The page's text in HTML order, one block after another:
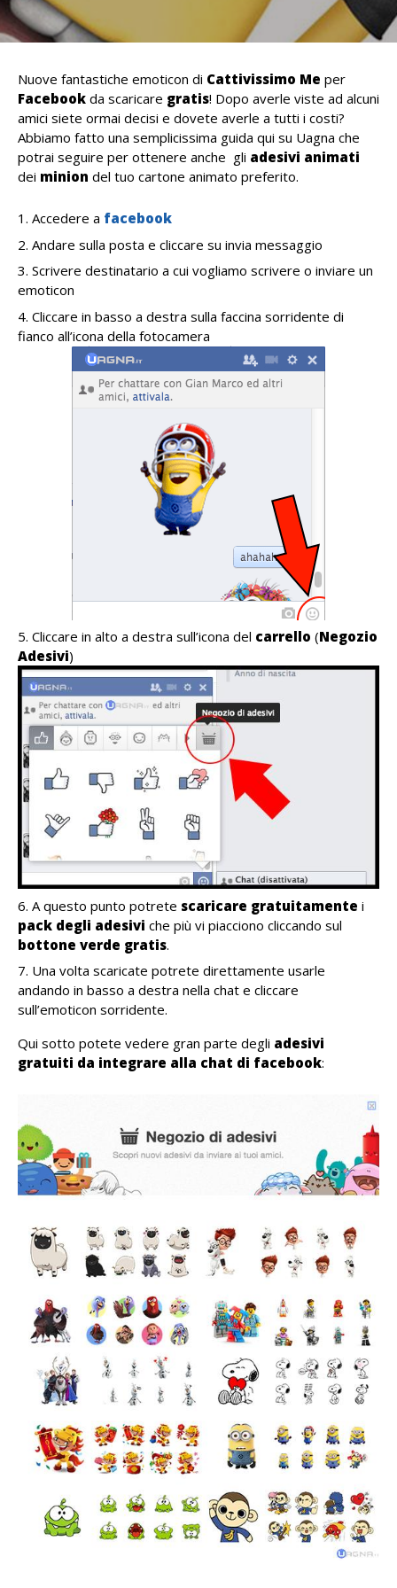
Nuove fantastiche emoticon di Cattivissimo Me per
Facebook da scaricare gratis! Dopo averle viste ad alcuni
amici siete ormai decisi e dovete averle a tutti i costi?
Abbiamo fatto una semplicissima guida qui su Uagna che
potrai seguire per ottenere anche gli adesivi animati
dei minion del tuo cartone animato preferito.
Accedere a facebook
Andare sulla posta e cliccare su invia messaggio
Scrivere destinatario a cui vogliamo scrivere o inviare un
emoticon
Cliccare in basso a destra sulla faccina sorridente di
fianco all’icona della fotocamera
Cliccare in alto a destra sull’icona del carrello (Negozio
Adesivi)
A questo punto potrete scaricare gratuitamente i
pack degli adesivi che più vi piacciono cliccando sul
bottone verde gratis.
Una volta scaricate potrete direttamente usarle
andando in basso a destra nella chat e cliccare
sull’emoticon sorridente.
Qui sotto potete vedere gran parte degli adesivi
gratuiti da integrare alla chat di facebook: